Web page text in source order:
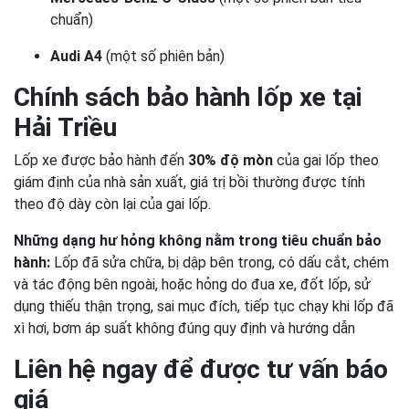
chuẩn)
Audi A4 (một số phiên bản)
Chính sách bảo hành lốp xe tại
Hải Triều
Lốp xe được bảo hành đến 30% độ mòn của gai lốp theo
giám định của nhà sản xuất, giá trị bồi thường được tính
theo độ dày còn lại của gai lốp.
Những dạng hư hỏng không nằm trong tiêu chuẩn bảo
hành: Lốp đã sửa chữa, bị dập bên trong, có dấu cắt, chém
và tác động bên ngoài, hoặc hỏng do đua xe, đốt lốp, sử
dụng thiếu thận trọng, sai mục đích, tiếp tục chạy khi lốp đã
xì hơi, bơm áp suất không đúng quy định và hướng dẫn
Liên hệ ngay để được tư vấn báo
giá